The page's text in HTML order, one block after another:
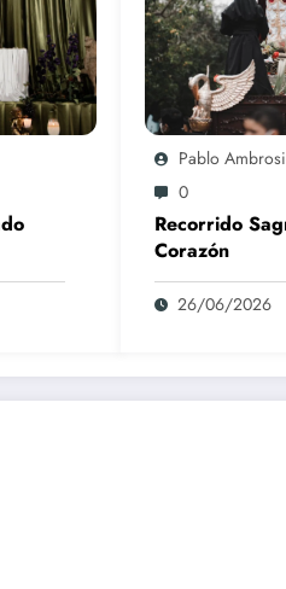
Pablo
0
Recorrido
Corazón
26/06/2026